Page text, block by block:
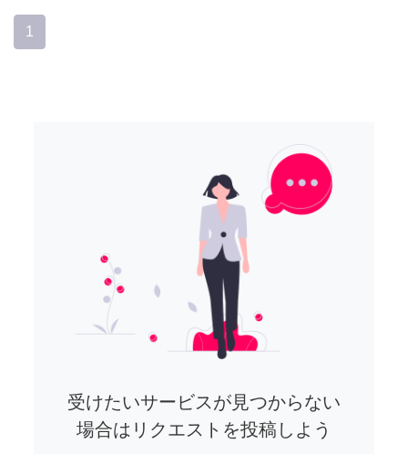
1
受けたいサービスが見つからない
場合はリクエストを投稿しよう